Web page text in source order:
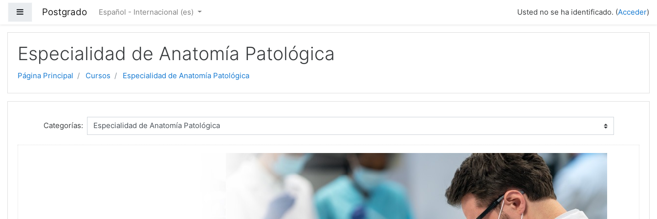
Panel lateral
Postgrado Español - Internacional ‎(es)‎ Usted no se ha identificado. (Acceder)
Especialidad de Anatomía Patológica
Página Principal Cursos Especialidad de Anatomía Patológica
Categorías: